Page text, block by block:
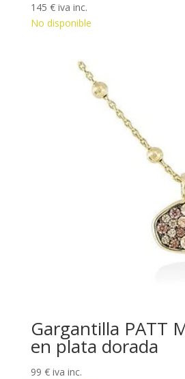
145 € iva inc.
No disponible
Gargantilla PATT
en plata dorada
99 € iva inc.